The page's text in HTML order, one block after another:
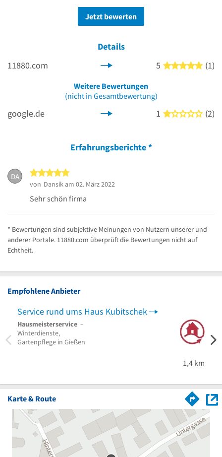
Jetzt bewerten
Details
11880.com
5 5 von
(1)
Weitere Bewertungen
(nicht in Gesamtbewertung)
google.de 1 1 von
(2)
Erfahrungsberichte*
DA
von Dansik am 02. März 2022
Sehr schön firma
* Bewertungen sind subjektive Meinungen von Nutzern unserer und
anderer Portale. 11880.com überprüft die Bewertungen nicht auf
Echtheit.
Empfohlene Anbieter
Service rund ums Haus Kubitschek
Hausmeisterservice –
Winterdienste,
Gartenpflege in Gießen
1,4 km
Karte & Route